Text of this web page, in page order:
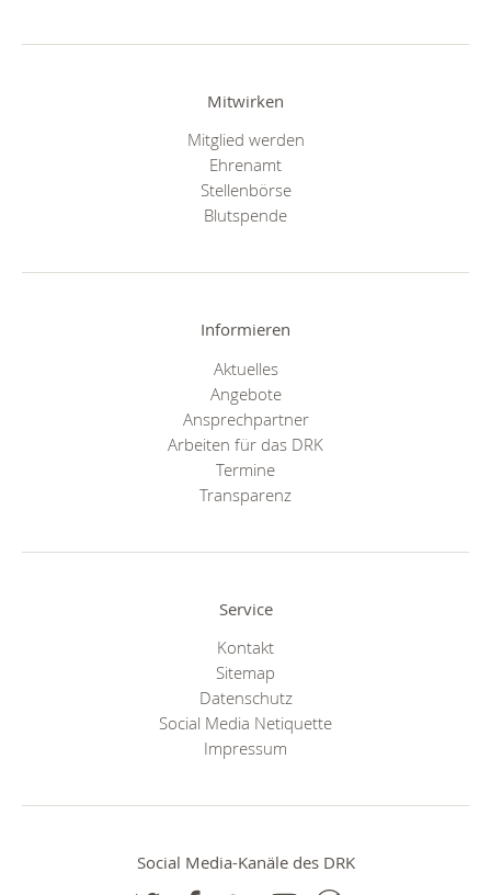
Mitwirken
Mitglied werden
Ehrenamt
Stellenbörse
Blutspende
Informieren
Aktuelles
Angebote
Ansprechpartner
Arbeiten für das DRK
Termine
Transparenz
Service
Kontakt
Sitemap
Datenschutz
Social Media Netiquette
Impressum
Social Media-Kanäle des DRK